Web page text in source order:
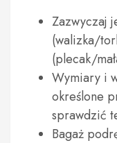
Zazwyczaj
(walizka/
(plecak/
Wymiary i
określone
sprawdzić
Bagaż